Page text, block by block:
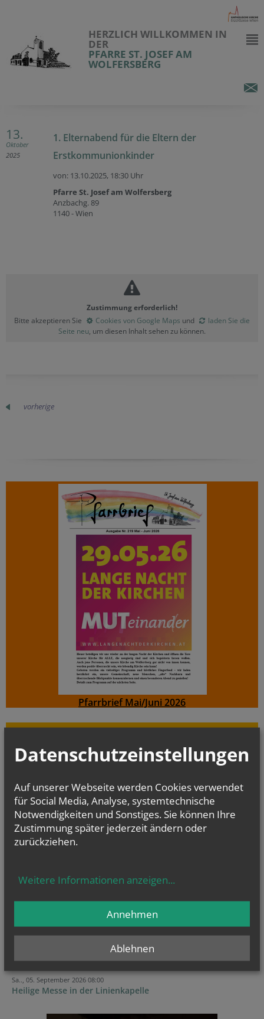
HERZLICH WILLKOMMEN IN
DER
PFARRE ST. JOSEF AM
WOLFERSBERG
13.
Oktober
2025
1. Elternabend für die Eltern der
Erstkommunionkinder
von: 13.10.2025, 18:30 Uhr
Pfarre St. Josef am Wolfersberg
Anzbachg. 89
1140 - Wien
Zustimmung erforderlich!
Bitte akzeptieren Sie
Cookies von Google Maps und
laden Sie die
Seite neu, um diesen Inhalt sehen zu können.
vorherige
Pfarrbrief Mai/Juni 2026
Evangelium
Mt 17, 1–9 Fest der Verklärung des Herrn
Er wurde vor ihnen verwandelt; sein Gesicht leuchtete wie die Sonne
Maria Himmelfahrt, 8:00 Hl. Messe, 9:15...
Sa.., 05. September 2026 08:00
Heilige Messe in der Linienkapelle
Datenschutzeinstellungen
Auf unserer Webseite werden Cookies verwendet
für Social Media, Analyse, systemtechnische
Notwendigkeiten und Sonstiges. Sie können Ihre
Zustimmung später jederzeit ändern oder
zurückziehen.
Weitere Informationen anzeigen...
Ablehnen
Annehmen